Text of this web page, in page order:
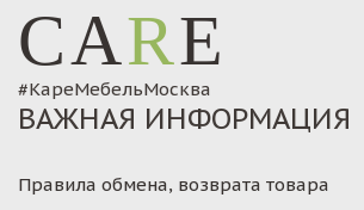
CARE
#КареМебельМосква
ВАЖНАЯ ИНФОРМАЦИЯ
Правила обмена, возврата товара